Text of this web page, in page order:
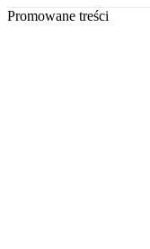
Promowane treści